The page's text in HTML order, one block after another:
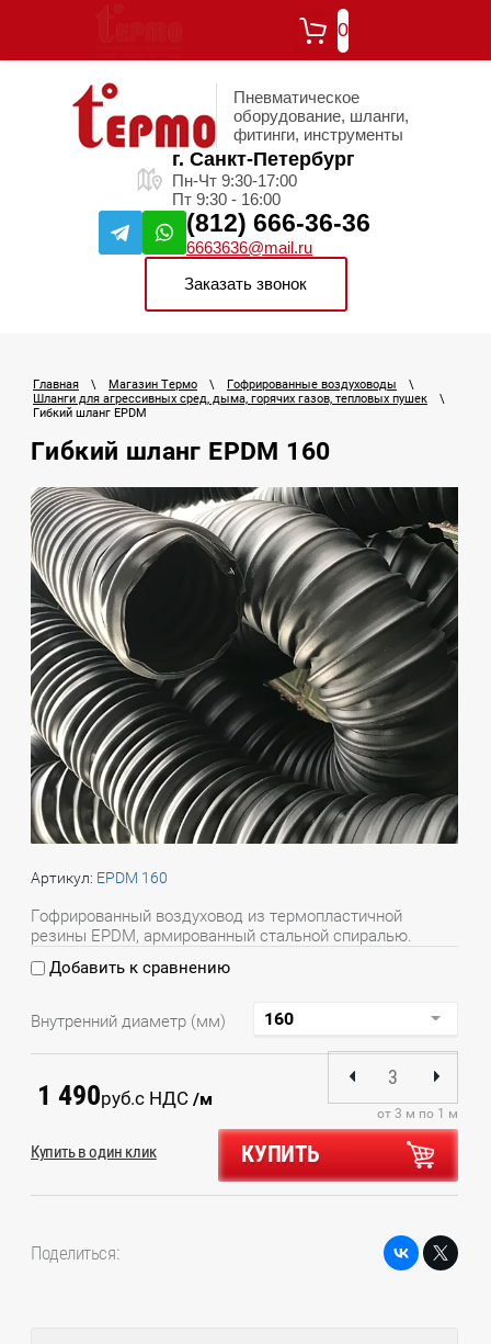
0
Пневматическое
оборудование, шланги,
фитинги, инструменты
г. Санкт-Петербург
Пн-Чт 9:30-17:00
Пт 9:30 - 16:00
(812) 666-36-36
6663636@mail.ru
Заказать звонок
Главная \ Магазин Термо \ Гофрированные воздуховоды
\
Шланги для агрессивных сред, дыма, горячих газов, тепловых пушек
\
Гибкий шланг EPDM
Гибкий шланг EPDM 160
Артикул: EPDM 160
Гофрированный воздуховод из термопластичной
резины EPDM, армированный стальной спиралью.
Добавить к сравнению
Внутренний диаметр (мм)
1 490руб.с НДС /м
от 3 м по 1 м
КУПИТЬ
Купить в один клик
Поделиться: